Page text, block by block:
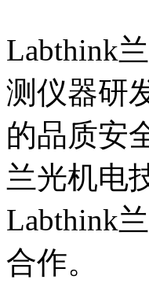
Labthink
测仪器研
的品质安
兰光机电
Labthink
合作。